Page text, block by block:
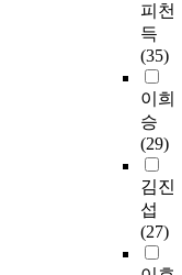
피천
득
(35)
이희
승
(29)
김진
섭
(27)